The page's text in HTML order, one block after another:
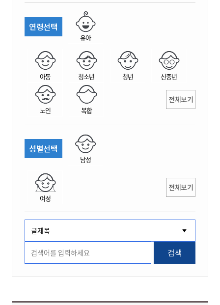
연령선택
유아
아동 청소년 청년 신중년
노인 복합
전체보기
성별선택
남성
여성
전체보기
검색